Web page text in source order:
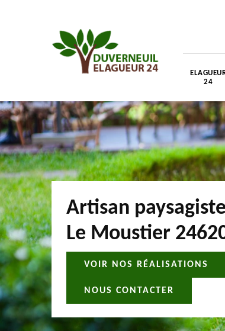
24
Artisan
Le Moustier
VOIR NOS RÉALISATIONS
NOUS CONTACTER